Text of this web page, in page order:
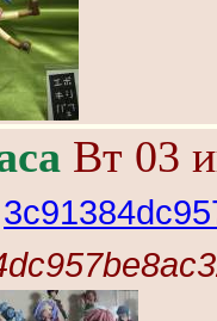
Вт 03